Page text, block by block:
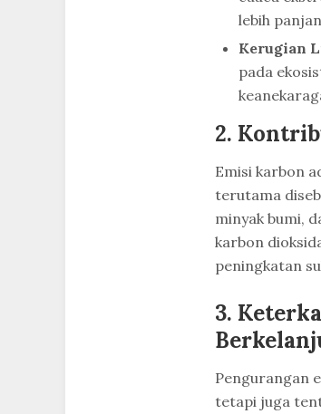
lebih
Kerugian
pada
2.
Emisi karbon
terutama
minyak bumi,
karbon
peningkatan
3.
Pengurangan
tetapi juga